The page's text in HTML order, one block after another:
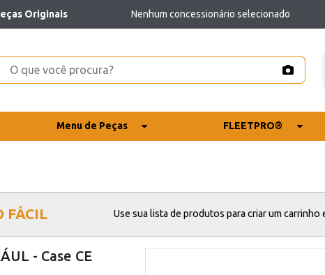
Originais Nenhum concessionário selecionado
Menu de Peças FLEETPRO®
FÁCIL Use sua lista de produtos para criar um carrinho
- Case CE